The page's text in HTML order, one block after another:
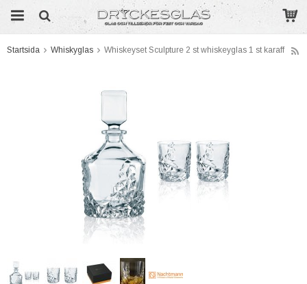
Startsida Whiskyglas Whiskeyset Sculpture 2 st whiskeyglas 1 st karaff